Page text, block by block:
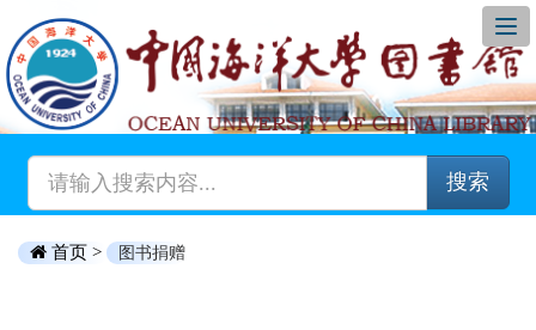
搜索
首页 > 图书捐赠